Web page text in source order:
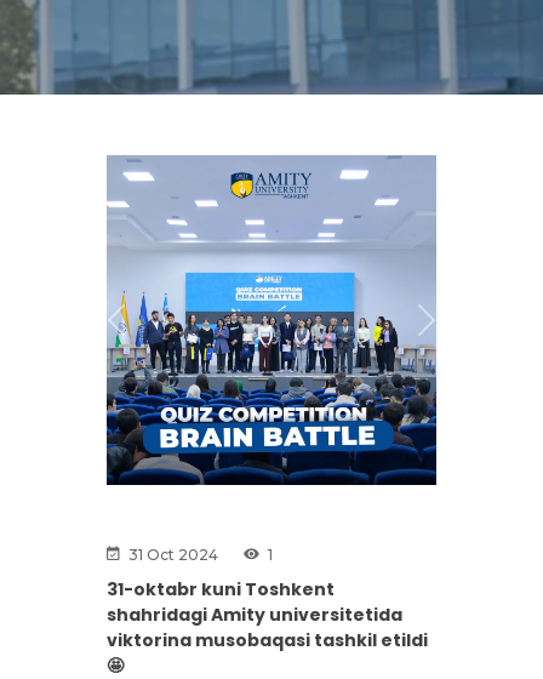
Previous Next
31 Oct 2024 1
31-oktabr kuni Toshkent
shahridagi Amity universitetida
viktorina musobaqasi tashkil etildi
🤩